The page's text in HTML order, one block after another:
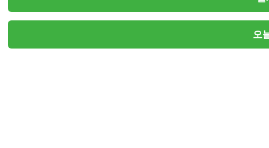
오